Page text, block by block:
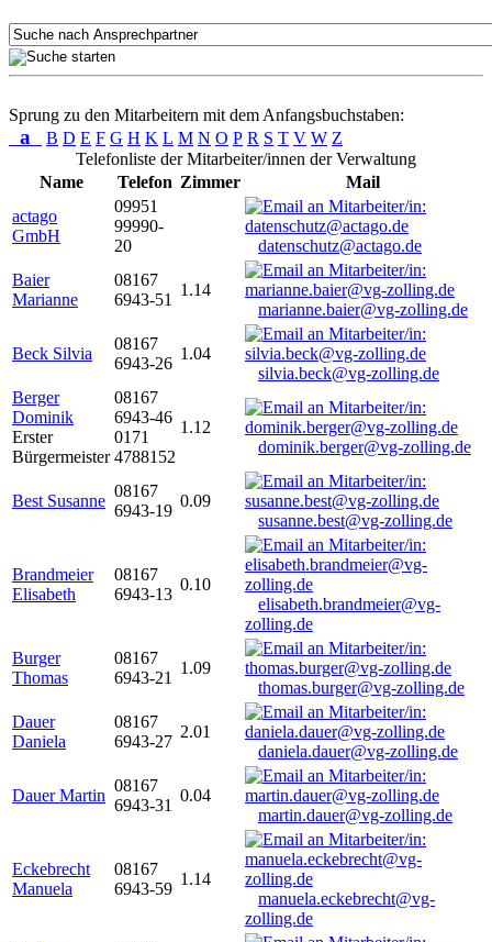
Sprung zu den Mitarbeitern mit dem Anfangsbuchstaben:
a B D E F G H K L M N O P R S T V W Z
Telefonliste der Mitarbeiter/innen der Verwaltung
Name
Telefon Zimmer
Mail
actago
GmbH
09951
99990-
20
datenschutz@actago.de
Baier
Marianne
08167
6943-51
1.14
marianne.baier@vg-zolling.de
Beck Silvia
08167
6943-26
1.04
silvia.beck@vg-zolling.de
Berger
Dominik
Erster
Bürgermeister
08167
6943-46
0171
4788152
1.12
dominik.berger@vg-zolling.de
Best Susanne
08167
6943-19
0.09
susanne.best@vg-zolling.de
Brandmeier
Elisabeth
08167
6943-13
0.10
elisabeth.brandmeier@vg-
zolling.de
Burger
Thomas
08167
6943-21
1.09
thomas.burger@vg-zolling.de
Dauer
Daniela
08167
6943-27
2.01
daniela.dauer@vg-zolling.de
Dauer Martin
08167
6943-31
0.04
martin.dauer@vg-zolling.de
Eckebrecht
Manuela
08167
6943-59
1.14
manuela.eckebrecht@vg-
zolling.de